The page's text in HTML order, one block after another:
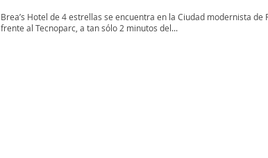
Brea’s Hotel de 4 estrellas se encuentra en la Ciudad modernista de
frente al Tecnoparc, a tan sólo 2 minutos del...